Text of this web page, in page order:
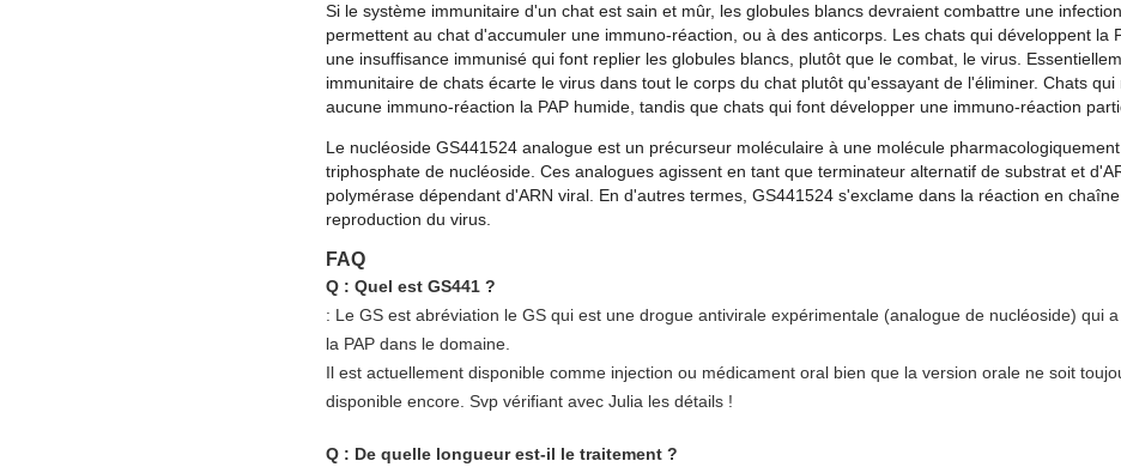
Si le système immunitaire d'un chat est sain et mûr, les globules blancs devraient combattre une
permettent au chat d'accumuler une immuno-réaction, ou à des anticorps. Les chats qui développent la
une insuffisance immunisé qui font replier les globules blancs, plutôt que le combat, le virus.
immunitaire de chats écarte le virus dans tout le corps du chat plutôt qu'essayant de l'éliminer. Chats
aucune immuno-réaction la PAP humide, tandis que chats qui font développer une immuno-réaction
Le nucléoside GS441524 analogue est un précurseur moléculaire à une molécule
triphosphate de nucléoside. Ces analogues agissent en tant que terminateur alternatif de substrat et
polymérase dépendant d'ARN viral. En d'autres termes, GS441524 s'exclame dans la réaction en
reproduction du virus.
FAQ
Q : Quel est GS441 ?
: Le GS est abréviation le GS qui est une drogue antivirale expérimentale (analogue de nucléoside) qui
la PAP dans le domaine.
Il est actuellement disponible comme injection ou médicament oral bien que la version orale ne soit
disponible encore. Svp vérifiant avec Julia les détails !
Q : De quelle longueur est-il le traitement ?